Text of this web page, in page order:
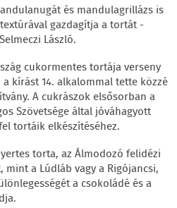
és mandulagrillázs is
gazdagítja a tortát -
László.
cukormentes tortája verseny
kírást 14. alkalommal tette közzé
A cukrászok elsősorban a
Szövetsége által jóváhagyott
tortáik elkészítéséhez.
torta, az Álmodozó felidézi
a Lúdláb vagy a Rigójancsi,
a csokoládé és a